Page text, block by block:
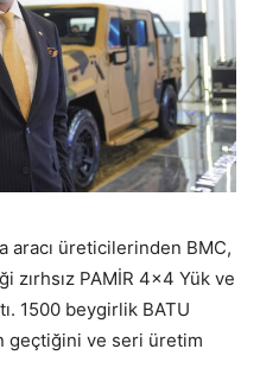
aracı üreticilerinden BMC,
PAMİR 4×4 Yük ve
1500 beygirlik BATU
geçtiğini ve seri üretim